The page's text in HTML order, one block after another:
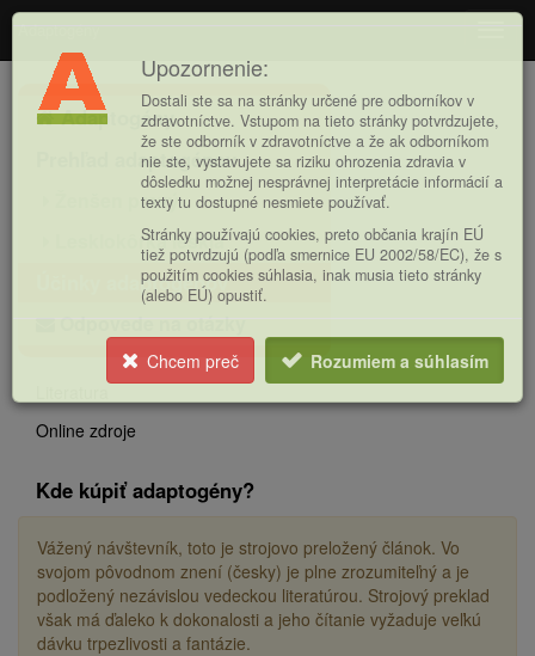
Adaptogény
Hlavná
ponukaAdaptogény
Prehľad adaptogénov
Ženšen pravý
Lesklokôrka lesklá
Účinky adaptogénov
Odpovede na otázky
Online zdroje
Kde kúpiť adaptogény?
Vážený návštevník, toto je strojovo preložený článok. Vo
svojom pôvodnom znení (česky) je plne zrozumiteľný a je
podložený nezávislou vedeckou literatúrou. Strojový preklad
však má ďaleko k dokonalosti a jeho čítanie vyžaduje veľkú
dávku trpezlivosti a fantázie.
Upozornenie:
Dostali ste sa na stránky určené pre odborníkov v
zdravotníctve. Vstupom na tieto stránky potvrdzujete,
že ste odborník v zdravotníctve a že ak odborníkom
nie ste, vystavujete sa riziku ohrozenia zdravia v
dôsledku možnej nesprávnej interpretácie informácií a
texty tu dostupné nesmiete používať.
Stránky používajú cookies, preto občania krajín EÚ
tiež potvrdzujú (podľa smernice EU 2002/58/EC), že s
použitím cookies súhlasia, inak musia tieto stránky
(alebo EÚ) opustiť.
Chcem preč Rozumiem a súhlasím